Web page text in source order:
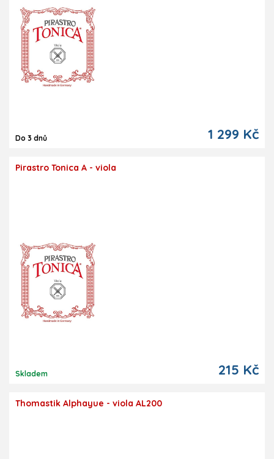
Do 3 dnů 1 299 Kč
Pirastro Tonica A - viola
Skladem 215 Kč
Thomastik Alphayue - viola AL200